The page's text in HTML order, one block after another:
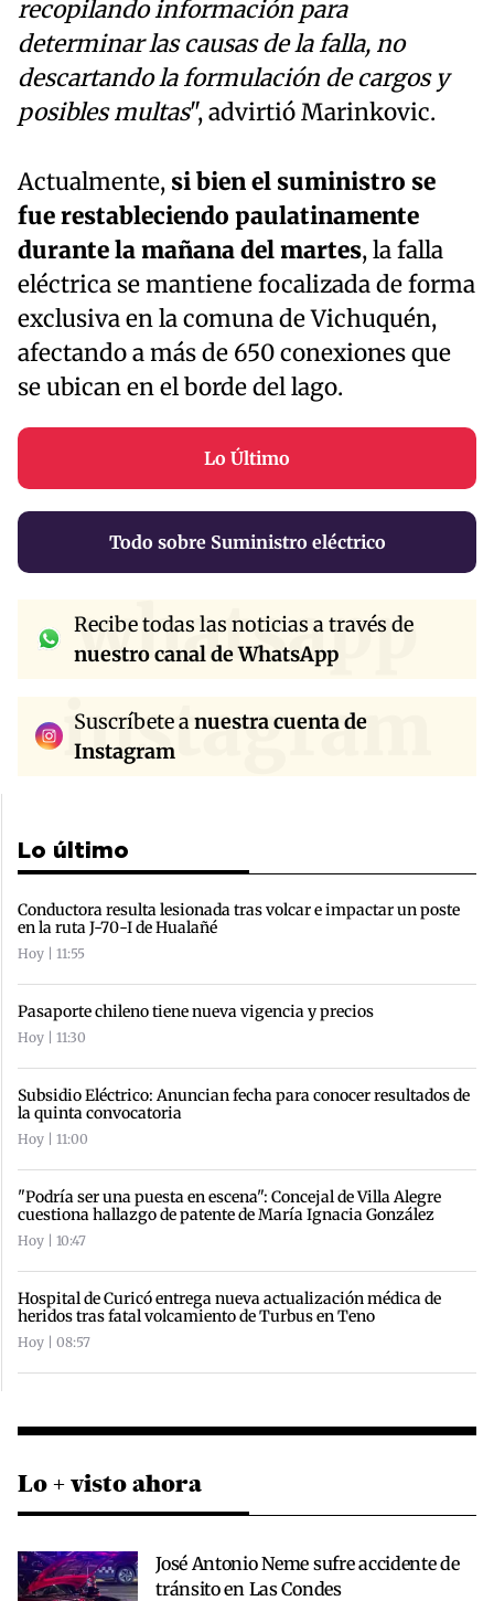
recopilando información para
determinar las causas de la falla, no
descartando la formulación de cargos y
posibles multas", advirtió Marinkovic.
Actualmente, si bien el suministro se
fue restableciendo paulatinamente
durante la mañana del martes, la falla
eléctrica se mantiene focalizada de forma
exclusiva en la comuna de Vichuquén,
afectando a más de 650 conexiones que
se ubican en el borde del lago.
Lo Último
Todo sobre Suministro eléctrico
whatsapp
Recibe todas las noticias a través de
nuestro canal de WhatsApp
instagram
Suscríbete a nuestra cuenta de
Instagram
Lo último
Conductora resulta lesionada tras volcar e impactar un poste
en la ruta J-70-I de Hualañé
Hoy | 11:55
Pasaporte chileno tiene nueva vigencia y precios
Hoy | 11:30
Subsidio Eléctrico: Anuncian fecha para conocer resultados de
la quinta convocatoria
Hoy | 11:00
"Podría ser una puesta en escena": Concejal de Villa Alegre
cuestiona hallazgo de patente de María Ignacia González
Hoy | 10:47
Hospital de Curicó entrega nueva actualización médica de
heridos tras fatal volcamiento de Turbus en Teno
Hoy | 08:57
Lo + visto ahora
José Antonio Neme sufre accidente de
tránsito en Las Condes